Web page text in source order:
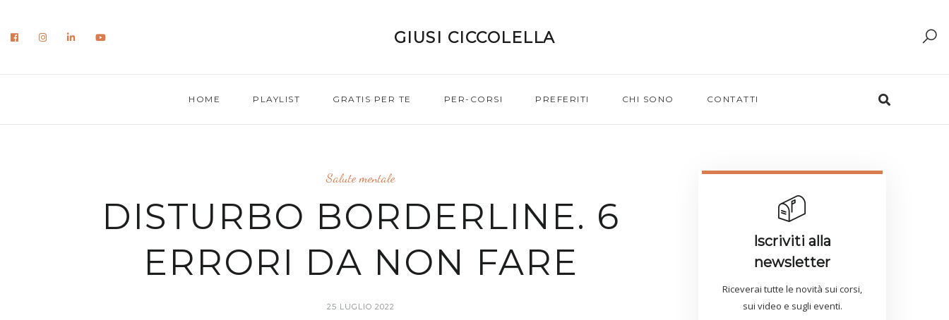
GIUSI CICCOLELLA
HOME PLAYLIST GRATIS PER TE PER-CORSI PREFERITI CHI SONO CONTATTI
Salute mentale
DISTURBO BORDERLINE. 6
ERRORI DA NON FARE
25 LUGLIO 2022
Iscriviti alla
newsletter
Riceverai tutte le novità sui corsi,
sui video e sugli eventi.